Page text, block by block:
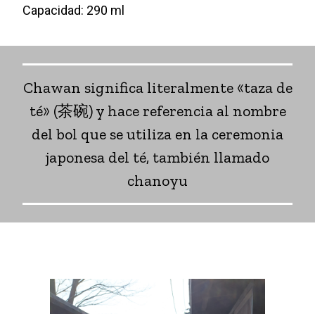
Capacidad: 290 ml
Chawan significa literalmente «taza de
té» (茶碗) y hace referencia al nombre
del bol que se utiliza en la ceremonia
japonesa del té, también llamado
chanoyu